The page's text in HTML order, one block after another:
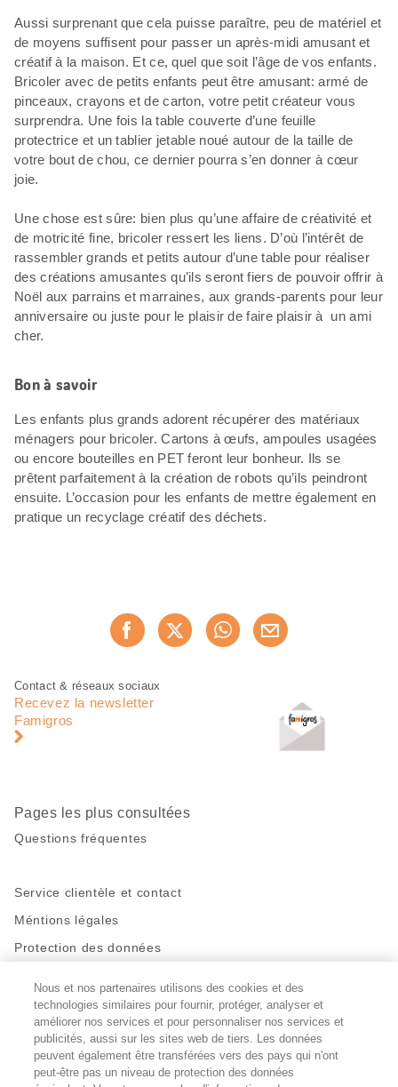
Aussi surprenant que cela puisse paraître, peu de matériel et
de moyens suffisent pour passer un après-midi amusant et
créatif à la maison. Et ce, quel que soit l’âge de vos enfants.
Bricoler avec de petits enfants peut être amusant: armé de
pinceaux, crayons et de carton, votre petit créateur vous
surprendra. Une fois la table couverte d’une feuille
protectrice et un tablier jetable noué autour de la taille de
votre bout de chou, ce dernier pourra s’en donner à cœur
joie.
Une chose est sûre: bien plus qu’une affaire de créativité et
de motricité fine, bricoler ressert les liens. D’où l’intérêt de
rassembler grands et petits autour d’une table pour réaliser
des créations amusantes qu’ils seront fiers de pouvoir offrir à
Noël aux parrains et marraines, aux grands-parents pour leur
anniversaire ou juste pour le plaisir de faire plaisir à un ami
cher.
Bon à savoir
Les enfants plus grands adorent récupérer des matériaux
ménagers pour bricoler. Cartons à œufs, ampoules usagées
ou encore bouteilles en PET feront leur bonheur. Ils se
prêtent parfaitement à la création de robots qu’ils peindront
ensuite. L’occasion pour les enfants de mettre également en
pratique un recyclage créatif des déchets.
Recommander maintenant
Pied
page
Navigation
pied
Contact & réseaux sociaux
Recevez la newsletter
Famigros
Pages les plus consultées
Questions fréquentes
Service clientèle et contact
Méntions légales
Protection des données
Restez en contact!
Facebook
http://twitter.com/migros
https://www.youtube.com/user/
PinterestInstagram
Paramètres des cookies
Nous et nos partenaires utilisons des cookies et des
technologies similaires pour fournir, protéger, analyser et
améliorer nos services et pour personnaliser nos services et
publicités, aussi sur les sites web de tiers. Les données
peuvent également être transférées vers des pays qui n'ont
peut-être pas un niveau de protection des données